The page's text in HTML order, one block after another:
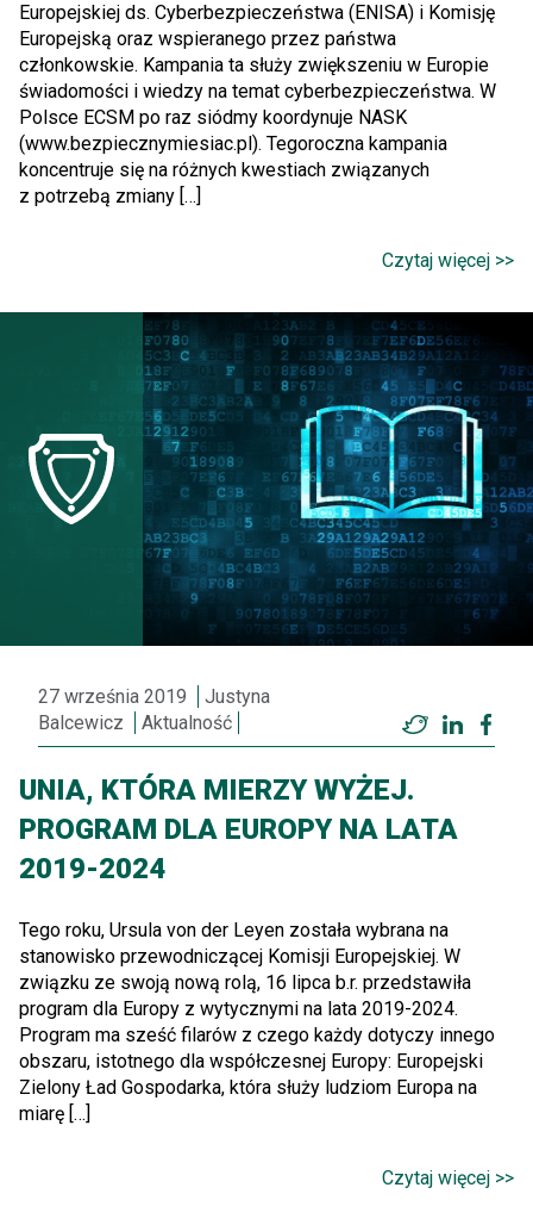
Europejskiej ds. Cyberbezpieczeństwa (ENISA) i Komisję
Europejską oraz wspieranego przez państwa
członkowskie. Kampania ta służy zwiększeniu w Europie
świadomości i wiedzy na temat cyberbezpieczeństwa. W
Polsce ECSM po raz siódmy koordynuje NASK
(www.bezpiecznymiesiac.pl). Tegoroczna kampania
koncentruje się na różnych kwestiach związanych
z potrzebą zmiany […]
Czytaj więcej >>
27 września 2019
Justyna
Balcewicz
Aktualność Twitter
UNIA, KTÓRA MIERZY WYŻEJ.
PROGRAM DLA EUROPY NA LATA
2019-2024
Tego roku, Ursula von der Leyen została wybrana na
stanowisko przewodniczącej Komisji Europejskiej. W
związku ze swoją nową rolą, 16 lipca b.r. przedstawiła
program dla Europy z wytycznymi na lata 2019-2024.
Program ma sześć filarów z czego każdy dotyczy innego
obszaru, istotnego dla współczesnej Europy: Europejski
Zielony Ład Gospodarka, która służy ludziom Europa na
miarę […]
Czytaj więcej >>